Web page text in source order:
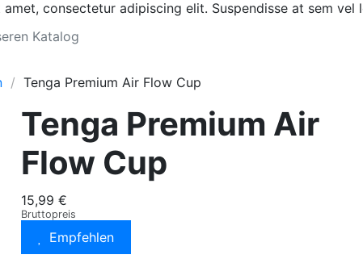
consectetur adipiscing elit. Suspendisse at sem vel
Tenga Premium Air Flow Cup
Tenga Premium Air
Flow Cup
15,99 €
Bruttopreis
Empfehlen